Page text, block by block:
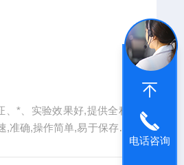
*、实验效果好,提供全程
准确,操作简单,易于保存等
电话咨询